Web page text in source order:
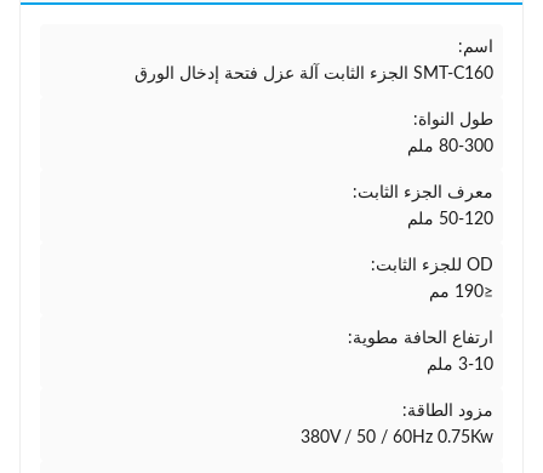
اسم:
SMT-C160 الجزء الثابت آلة عزل فتحة إدخال الورق
طول النواة:
80-300 ملم
معرف الجزء الثابت:
50-120 ملم
OD للجزء الثابت:
≤190 مم
ارتفاع الحافة مطوية:
3-10 ملم
مزود الطاقة:
380V / 50 / 60Hz 0.75Kw